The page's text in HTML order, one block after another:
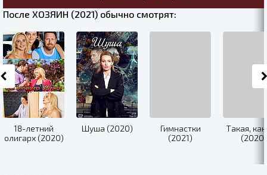
После ХОЗЯИН (2021) обычно смотрят:
18-летний
олигарх (2020)
Шуша (2020)
Гимнастки
(2021)
Такая,
(2020)